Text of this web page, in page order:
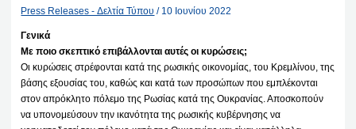
Press Releases - Δελτία Τύπου / 10 Ιουνίου 2022
Γενικά
Με ποιο σκεπτικό επιβάλλονται αυτές οι κυρώσεις;
Οι κυρώσεις στρέφονται κατά της ρωσικής οικονομίας, του Κρεμλίνου, της
βάσης εξουσίας του, καθώς και κατά των προσώπων που εμπλέκονται
στον απρόκλητο πόλεμο της Ρωσίας κατά της Ουκρανίας. Αποσκοπούν
να υπονομεύσουν την ικανότητα της ρωσικής κυβέρνησης να